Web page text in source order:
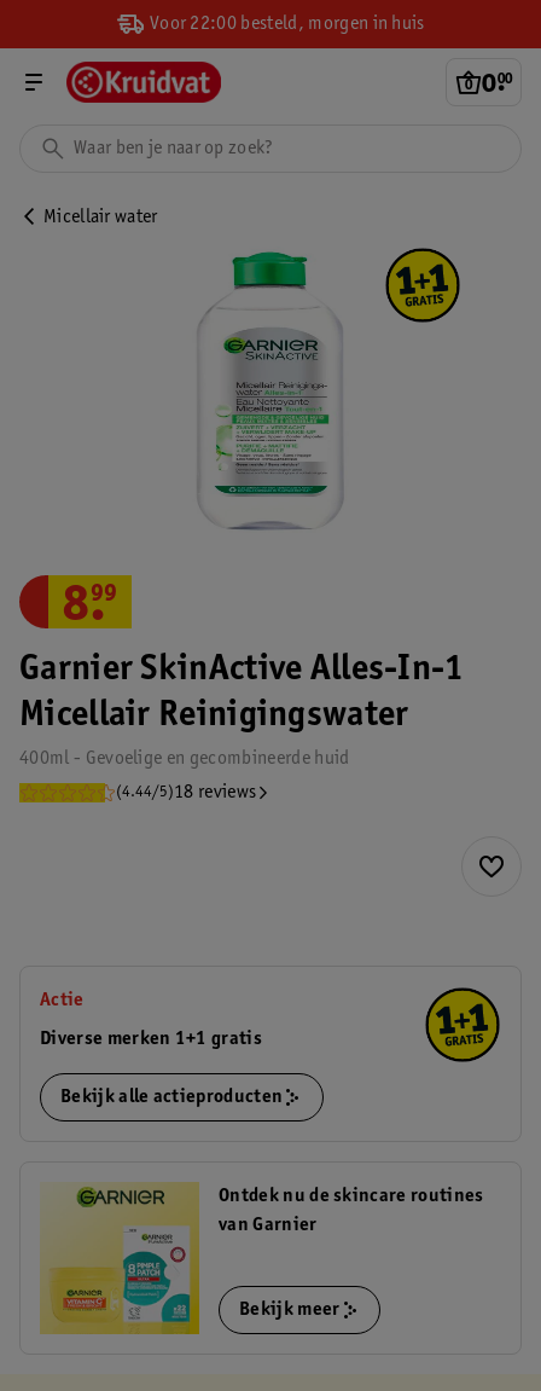
Voor 22:00 besteld, morgen in huis
0.
00
Micellair water
Garnier SkinActive Alles-In-1
Micellair Reinigingswater
400ml - Gevoelige en gecombineerde huid
(4.44/5)18 reviews
8.
99
Actie
Diverse merken 1+1 gratis
Bekijk alle actieproducten
Ontdek nu de skincare routines
van Garnier
Bekijk meer